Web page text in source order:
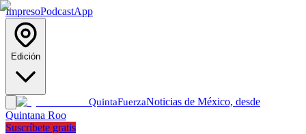
ImpresoPodcastApp
Edición
QuintaFuerzaNoticias de México, desde
Quintana Roo
Suscríbete gratis